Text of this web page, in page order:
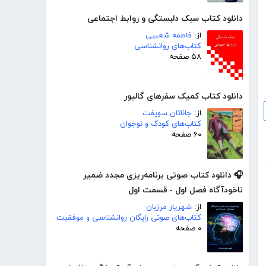
دانلود کتاب سبک دلبستگی و روابط اجتماعی
از: فاطمه شعیبی
کتاب‌های روانشناسی
۵۸ صفحه
دانلود کتاب کمیک سفرهای گالیور
از: جاناتان سویفت
کتاب‌های کودک و نوجوان
۶۰ صفحه
🎧 دانلود کتاب صوتی برنامه‌ریزی مجدد ضمیر
ناخودآگاه فصل اول - قسمت اول
از: شهریار مرزبان
کتاب‌های صوتی رایگان روانشناسی و موفقیت
۰ صفحه